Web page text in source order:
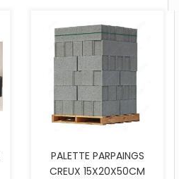
PALETTE PARPAINGS
CREUX 15X20X50CM